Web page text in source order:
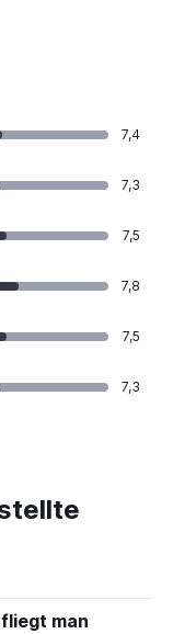
7,4
7,3
7,5
7,8
7,5
7,3
man